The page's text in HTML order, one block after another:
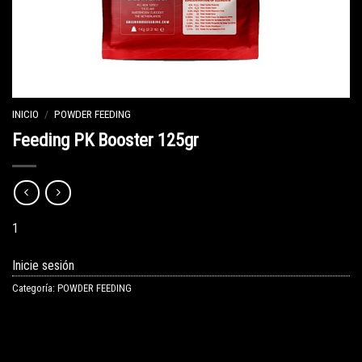
INICIO / POWDER FEEDING
Feeding PK Booster 125gr
1
Inicie sesión
Categoría: POWDER FEEDING